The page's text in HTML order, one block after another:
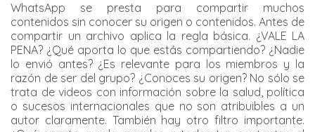
WhatsApp se presta para compartir muchos
contenidos sin conocer su origen o contenidos. Antes de
compartir un archivo aplica la regla básica. ¿VALE LA
PENA? ¿Qué aporta lo que estás compartiendo? ¿Nadie
lo envió antes? ¿Es relevante para los miembros y la
razón de ser del grupo? ¿Conoces su origen? No sólo se
trata de videos con información sobre la salud, política
o sucesos internacionales que no son atribuibles a un
autor claramente. También hay otro filtro importante.